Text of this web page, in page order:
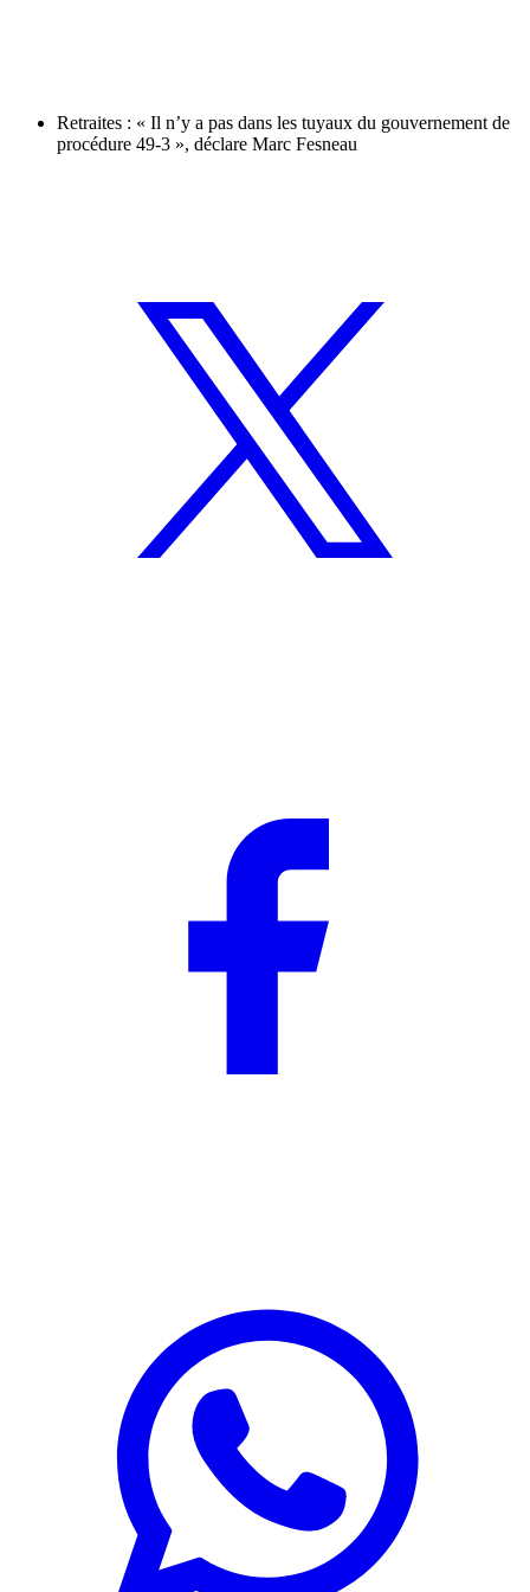
Retraites : « Il n’y a pas dans les tuyaux du gouvernement de
procédure 49-3 », déclare Marc Fesneau